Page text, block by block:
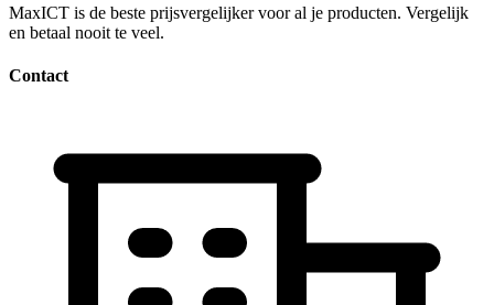
MaxICT is de beste prijsvergelijker voor al je producten. Vergelijk
en betaal nooit te veel.
Contact